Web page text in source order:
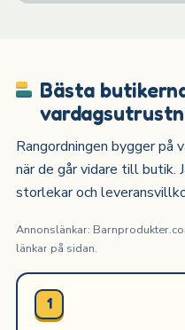
Bästa
Rangordningen bygger på
när de går vidare till butik.
storlekar och
Annonslänkar:
länkar på sidan.
1